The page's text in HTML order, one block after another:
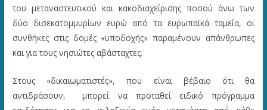
του μεταναστευτικού και κακοδιαχείρισης ποσού άνω των
δύο δισεκατομμυρίων ευρώ από τα ευρωπαϊκά ταμεία, οι
συνθήκες στις δομές «υποδοχής» παραμένουν απάνθρωπες
και για τους νησιώτες αβάσταχτες.
Στους «δικαιωματιστές», που είναι βέβαιο ότι θα
αντιδράσουν, μπορεί να προταθεί ειδικό πρόγραμμα